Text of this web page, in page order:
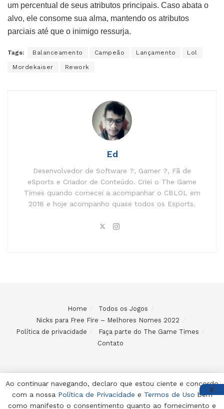
um percentual de seus atributos principais. Caso abata o
alvo, ele consome sua alma, mantendo os atributos
parciais até que o inimigo ressurja.
Tags: Balanceamento Campeão Lançamento Lol
Mordekaiser Rework
Ed
Desenvolvedor de Software ?, Gamer ?, Fã de
eSports e Criador de Conteúdo. Criei o The Game
Times quando comecei a acompanhar o CBLOL em
2018 e hoje acompanho quase todos os Esports.
Home
Todos os Jogos
Nicks para Free Fire – Melhores Nomes 2022
Política de privacidade
Faça parte do The Game Times
Contato
© 2024 Desenvolvido e mantido por Code Soluções
Ao continuar navegando, declaro que estou ciente e concordo
com a nossa Política de Privacidade e Termos de Uso bem
como manifesto o consentimento quanto ao fornecimento e
X